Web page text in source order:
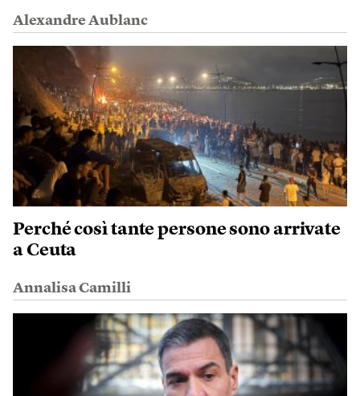
Alexandre Aublanc
Perché così tante persone sono arrivate
a Ceuta
Annalisa Camilli